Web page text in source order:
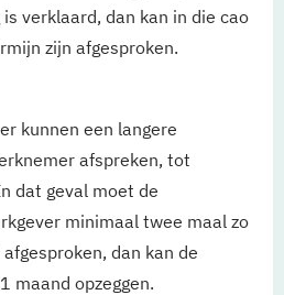
verklaard, dan kan in die cao
zijn afgesproken.
kunnen een langere
afspreken, tot
dat geval moet de
minimaal twee maal zo
dan kan de
maand opzeggen.